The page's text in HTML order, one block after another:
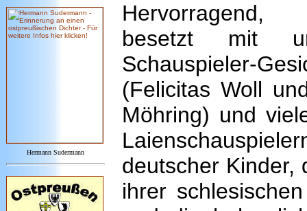
Hermann Sudermann
Hervorragend,
besetzt mit
Schauspieler-
(Felicitas Woll
Möhring) und
deutscher Kinder,
ihrer